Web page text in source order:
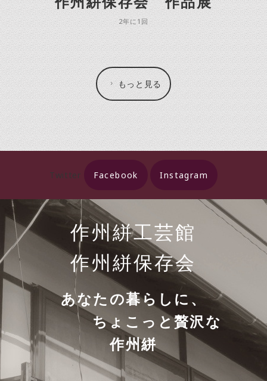
2年に1回
もっと見る
Twitter Facebook Instagram
作州絣工芸館
作州絣保存会
あなたの暮らしに、
ちょこっと贅沢な
作州絣